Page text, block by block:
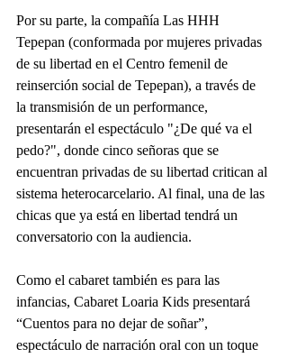
Por su parte, la compañía Las HHH
Tepepan (conformada por mujeres privadas
de su libertad en el Centro femenil de
reinserción social de Tepepan), a través de
la transmisión de un performance,
presentarán el espectáculo "¿De qué va el
pedo?", donde cinco señoras que se
encuentran privadas de su libertad critican al
sistema heterocarcelario. Al final, una de las
chicas que ya está en libertad tendrá un
conversatorio con la audiencia.
Como el cabaret también es para las
infancias, Cabaret Loaria Kids presentará
“Cuentos para no dejar de soñar”,
espectáculo de narración oral con un toque